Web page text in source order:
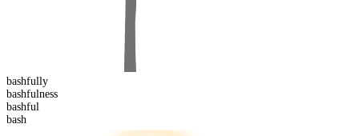
bashfully
bashfulness
bashful
bash